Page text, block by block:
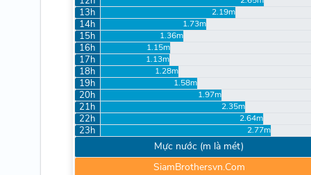
13h 2.19m
14h 1.73m
15h 1.36m
16h 1.15m
17h 1.13m
18h 1.28m
19h 1.58m
20h 1.97m
21h 2.35m
22h 2.64m
23h 2.77m
Mực nước (m là mét)
SiamBrothersvn.Com